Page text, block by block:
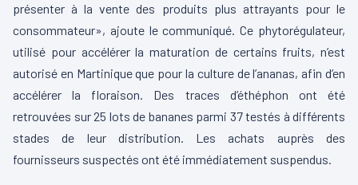
présenter à la vente des produits plus attrayants pour le
consommateur», ajoute le communiqué. Ce phytorégulateur,
utilisé pour accélérer la maturation de certains fruits, n’est
autorisé en Martinique que pour la culture de l’ananas, afin d’en
accélérer la floraison. Des traces d’éthéphon ont été
retrouvées sur 25 lots de bananes parmi 37 testés à différents
stades de leur distribution. Les achats auprès des
fournisseurs suspectés ont été immédiatement suspendus.